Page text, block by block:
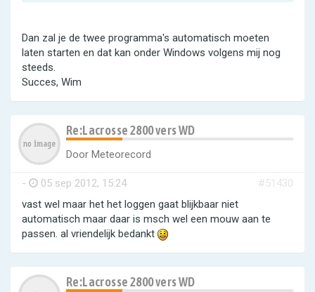
Dan zal je de twee programma's automatisch moeten
laten starten en dat kan onder Windows volgens mij nog
steeds.
Succes, Wim
Re:Lacrosse 2800 vers WD
Door Meteorecord
- 05 sep 2012, 15:24
#51430
vast wel maar het het loggen gaat blijkbaar niet
automatisch maar daar is msch wel een mouw aan te
passen. al vriendelijk bedankt
Re:Lacrosse 2800 vers WD